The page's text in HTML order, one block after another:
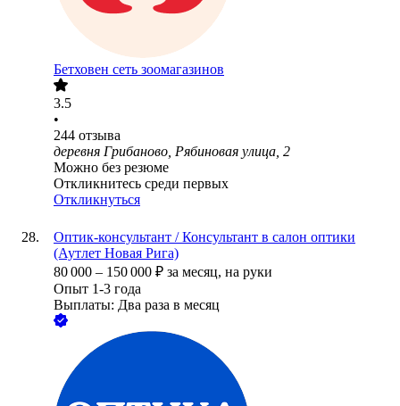
Бетховен сеть зоомагазинов
3.5
•
244 отзыва
деревня Грибаново, Рябиновая улица, 2
Можно без резюме
Откликнитесь среди первых
Откликнуться
Оптик-консультант / Консультант в салон оптики
(Аутлет Новая Рига)
80 000 – 150 000 ₽ за месяц, на руки
Опыт 1-3 года
Выплаты: Два раза в месяц